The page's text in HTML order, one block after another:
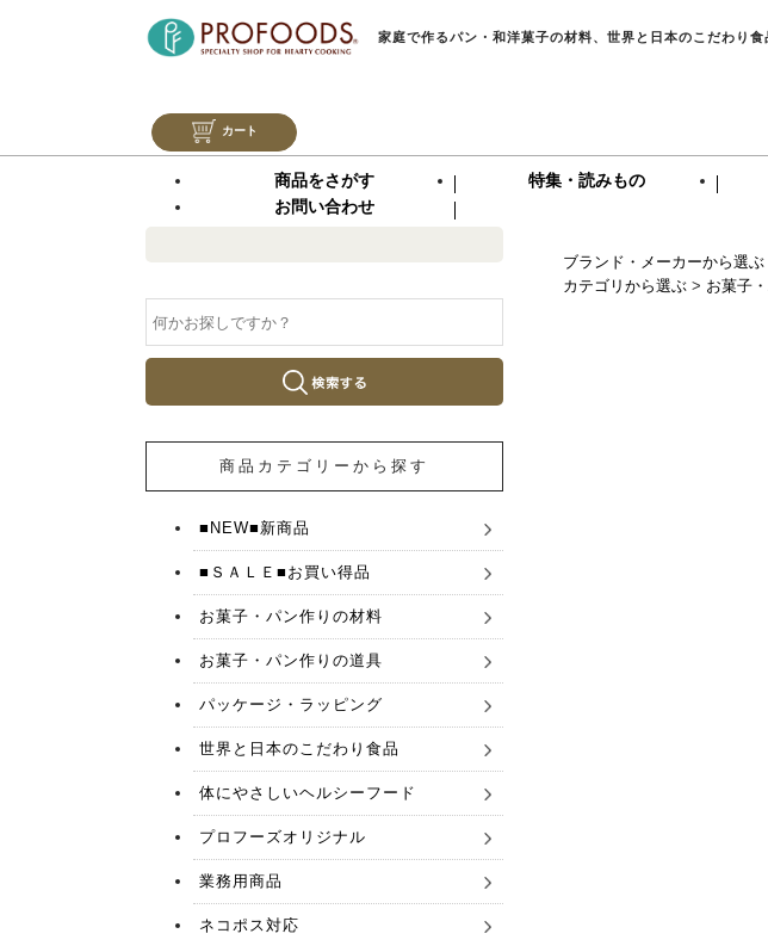
家庭で作るパン・和洋菓子の材料、世界と日本のこだわり食
カート
商品をさがす 特集・読みもの
お問い合わせ
ブランド・メーカーから選ぶ
カテゴリから選ぶ > お菓子
商品カテゴリーから探す
■NEW■新商品
■ＳＡＬＥ■お買い得品
お菓子・パン作りの材料
お菓子・パン作りの道具
パッケージ・ラッピング
世界と日本のこだわり食品
体にやさしいヘルシーフード
プロフーズオリジナル
業務用商品
ネコポス対応